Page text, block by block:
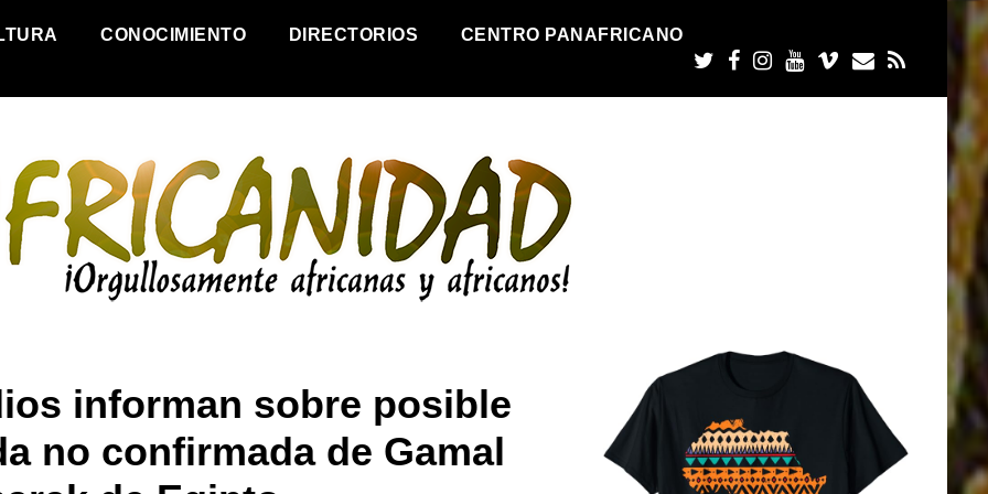
CONOCIMIENTO DIRECTORIOS CENTRO PANAFRICANO
informan sobre posible
no confirmada de Gamal